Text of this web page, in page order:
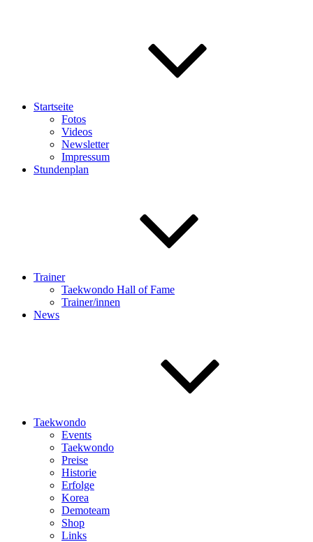
Startseite
Fotos
Videos
Newsletter
Impressum
Stundenplan
Trainer
Taekwondo Hall of Fame
Trainer/innen
News
Taekwondo
Events
Taekwondo
Preise
Historie
Erfolge
Korea
Demoteam
Shop
Links